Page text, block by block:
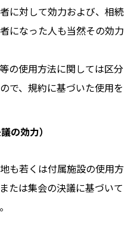
に対して効力および、相続
になった人も当然その効力
の使用方法に関しては区分
で、規約に基づいた使用を
の効力）
も若くは付属施設の使用方
たは集会の決議に基づいて